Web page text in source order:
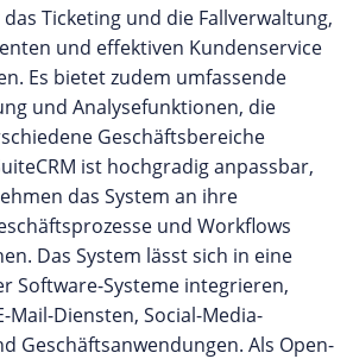
Ticketing und die Fallverwaltung,
und effektiven Kundenservice
Es bietet zudem umfassende
und Analysefunktionen, die
Geschäftsbereiche
ist hochgradig anpassbar,
das System an ihre
und Workflows
Das System lässt sich in eine
Software-Systeme integrieren,
Mail-Diensten, Social-Media-
Geschäftsanwendungen. Als Open-